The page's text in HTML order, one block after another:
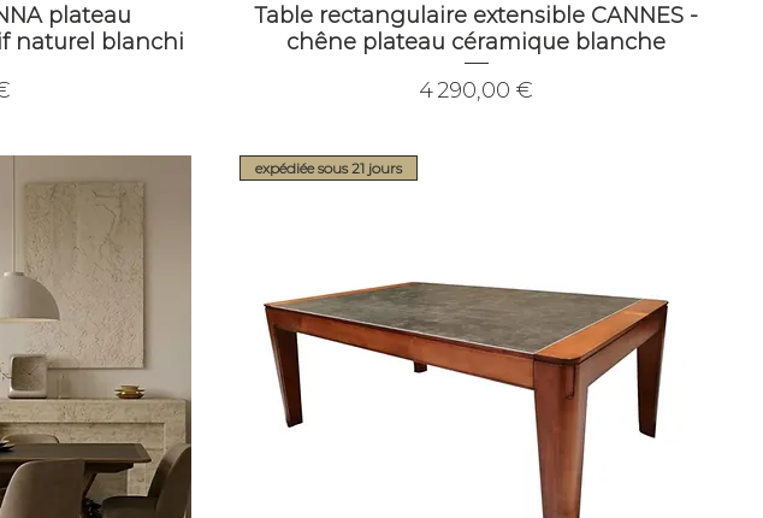
plateau
naturel blanchi
Table rectangulaire extensible CANNES -
chêne plateau céramique blanche
Prix
4 290,00 €
expédiée sous 21 jours